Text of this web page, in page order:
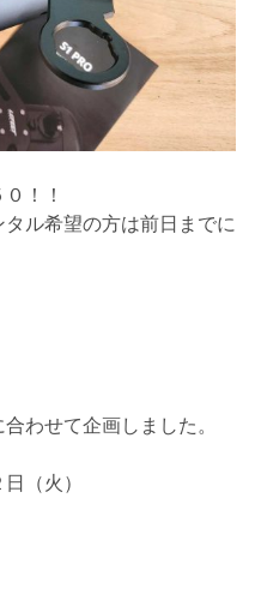
！！
ル希望の方は前日までに
合わせて企画しました。
（火）